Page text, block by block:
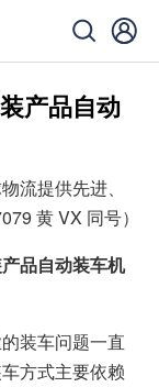
产品自动
流提供先进、
黄 VX 同号）
品自动装车机
装车问题一直
方式主要依赖